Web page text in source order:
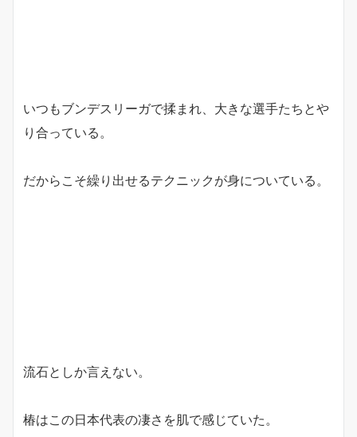
いつもブンデスリーガで揉まれ、大きな選手たちとや
り合っている。
だからこそ繰り出せるテクニックが身についている。
流石としか言えない。
椿はこの日本代表の凄さを肌で感じていた。